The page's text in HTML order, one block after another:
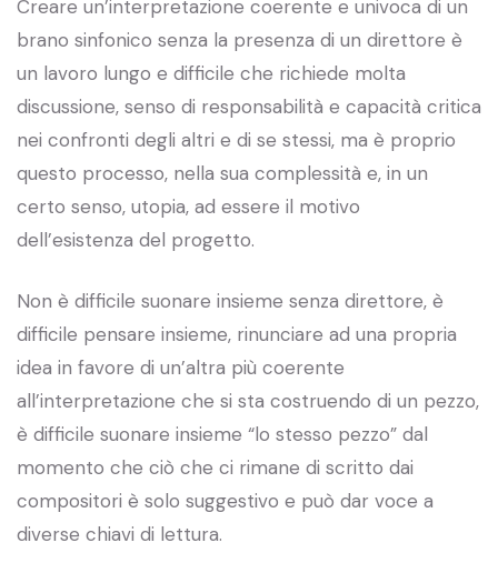
Creare un’interpretazione coerente e univoca di un
brano sinfonico senza la presenza di un direttore è
un lavoro lungo e difficile che richiede molta
discussione, senso di responsabilità e capacità critica
nei confronti degli altri e di se stessi, ma è proprio
questo processo, nella sua complessità e, in un
certo senso, utopia, ad essere il motivo
dell’esistenza del progetto.
Non è difficile suonare insieme senza direttore, è
difficile pensare insieme, rinunciare ad una propria
idea in favore di un’altra più coerente
all’interpretazione che si sta costruendo di un pezzo,
è difficile suonare insieme “lo stesso pezzo” dal
momento che ciò che ci rimane di scritto dai
compositori è solo suggestivo e può dar voce a
diverse chiavi di lettura.